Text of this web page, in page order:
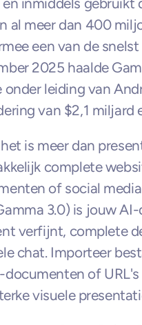
al meer dan 400
een van de
2025 haalde
onder leiding van
van $2,1 miljard
is meer dan
complete
of social
3.0) is jouw
verfijnt, complete
chat. Importeer
documenten of
visuele